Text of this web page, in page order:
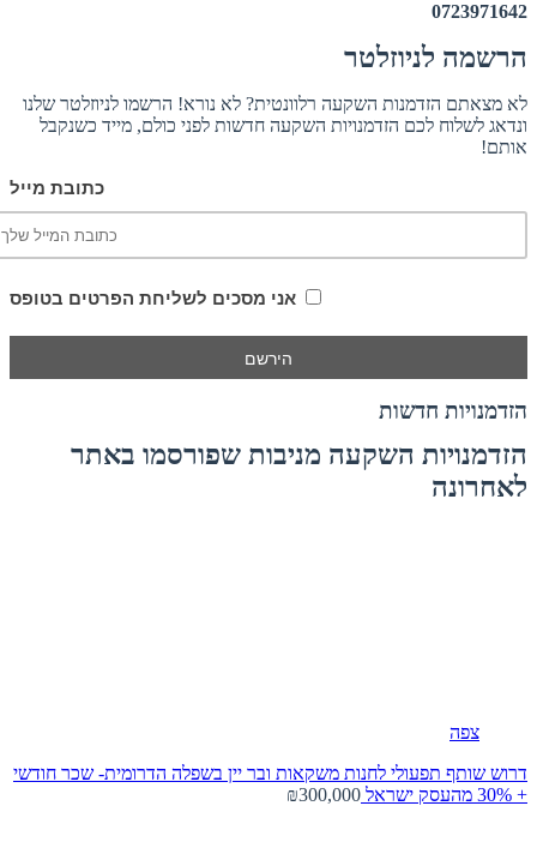
0723971642
הרשמה לניוזלטר
לא מצאתם הזדמנות השקעה רלוונטית? לא נורא! הרשמו לניוזלטר שלנו
ונדאג לשלוח לכם הזדמנויות השקעה חדשות לפני כולם, מייד כשנקבל
אותם!
כתובת מייל
אני מסכים לשליחת הפרטים בטופס
הזדמנויות חדשות
הזדמנויות השקעה מניבות שפורסמו באתר
לאחרונה
צפה
דרוש שותף תפעולי לחנות משקאות ובר יין בשפלה הדרומית- שכר חודשי
+ 30% מהעסק
ישראל ₪300,000